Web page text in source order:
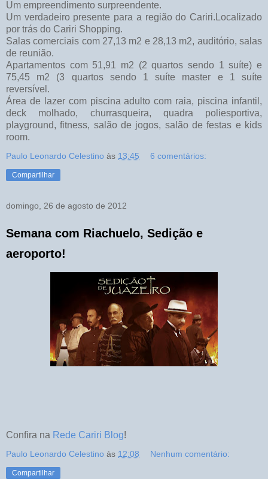
Um empreendimento surpreendente.
Um verdadeiro presente para a região do Cariri.Localizado
por trás do Cariri Shopping.
Salas comerciais com 27,13 m2 e 28,13 m2, auditório, salas
de reunião.
Apartamentos com 51,91 m2 (2 quartos sendo 1 suíte) e
75,45 m2 (3 quartos sendo 1 suíte master e 1 suíte
reversível.
Área de lazer com piscina adulto com raia, piscina infantil,
deck molhado, churrasqueira, quadra poliesportiva,
playground, fitness, salão de jogos, salão de festas e kids
room.
Paulo Leonardo Celestino às 13:45 6 comentários:
Compartilhar
domingo, 26 de agosto de 2012
Semana com Riachuelo, Sedição e
aeroporto!
Confira na Rede Cariri Blog!
Paulo Leonardo Celestino às 12:08 Nenhum comentário:
Compartilhar